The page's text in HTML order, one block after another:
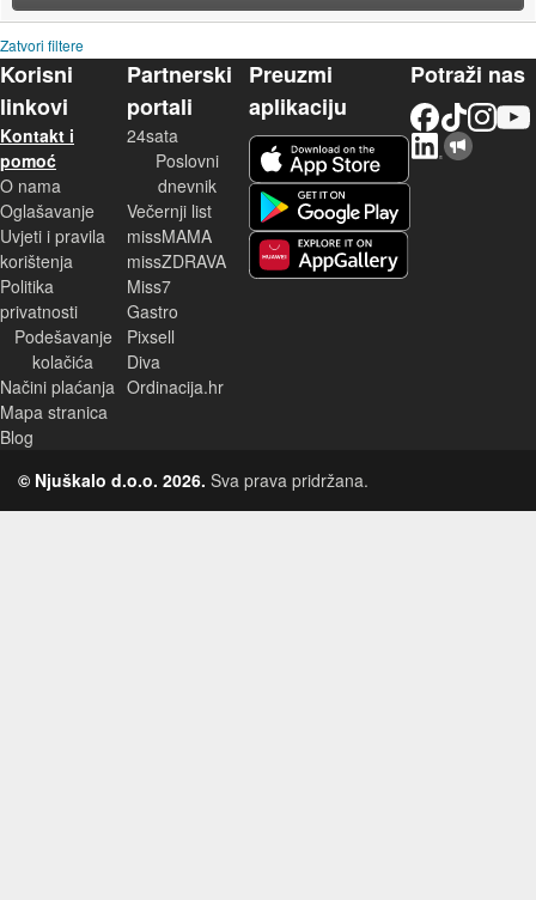
Zatvori filtere
Korisni
linkovi
Kontakt i
pomoć
O nama
Oglašavanje
Uvjeti i pravila
korištenja
Politika
privatnosti
Podešavanje
kolačića
Načini plaćanja
Mapa stranica
Blog
Partnerski
portali
24sata
Poslovni
dnevnik
Večernji list
missMAMA
missZDRAVA
Miss7
Gastro
Pixsell
Diva
Ordinacija.hr
Preuzmi
aplikaciju
Potraži nas
© Njuškalo d.o.o. 2026. Sva prava pridržana.